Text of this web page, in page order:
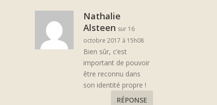
Nathalie
Alsteen sur 16
octobre 2017 à 15h08
Bien sûr, c’est
important de pouvoir
être reconnu dans
son identité propre !
RÉPONSE